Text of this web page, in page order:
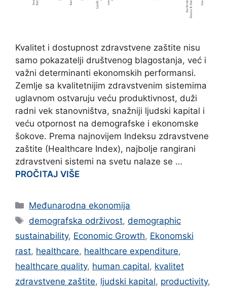
Kvalitet i dostupnost zdravstvene zaštite nisu
samo pokazatelji društvenog blagostanja, već i
važni determinanti ekonomskih performansi.
Zemlje sa kvalitetnijim zdravstvenim sistemima
uglavnom ostvaruju veću produktivnost, duži
radni vek stanovništva, snažniji ljudski kapital i
veću otpornost na demografske i ekonomske
šokove. Prema najnovijem Indeksu zdravstvene
zaštite (Healthcare Index), najbolje rangirani
zdravstveni sistemi na svetu nalaze se …
PROČITAJ VIŠE
Categories
Međunarodna ekonomija
Tags
demografska održivost,demographic
sustainability, Economic Growth, Ekonomski
rast, healthcare, healthcare expenditure,
healthcare quality, human capital, kvalitet
zdravstvene zaštite, ljudski kapital, productivity,